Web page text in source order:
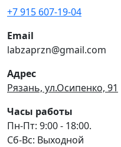
+7 915 607-19-04
Email
labzaprzn@gmail.com
Адрес
Рязань, ул.Осипенко, 91
Часы работы
Пн-Пт: 9:00 - 18:00.
Сб-Вс: Выходной